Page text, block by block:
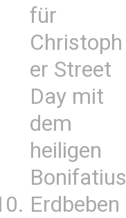
für
Christoph
er Street
Day mit
dem
heiligen
Bonifatius
Erdbeben